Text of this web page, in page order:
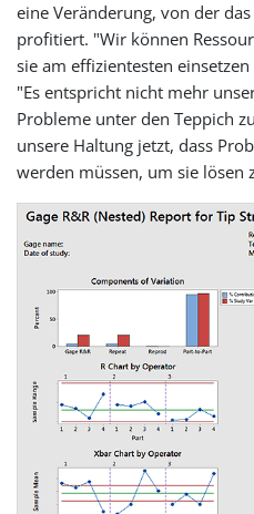
eine Veränderung, von der
profitiert. "Wir können
sie am effizientesten
"Es entspricht nicht mehr
Probleme unter den Teppich
unsere Haltung jetzt, dass
werden müssen, um sie lösen